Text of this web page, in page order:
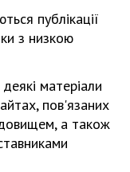
публікації
з низкою
матеріали
пов'язаних
а також